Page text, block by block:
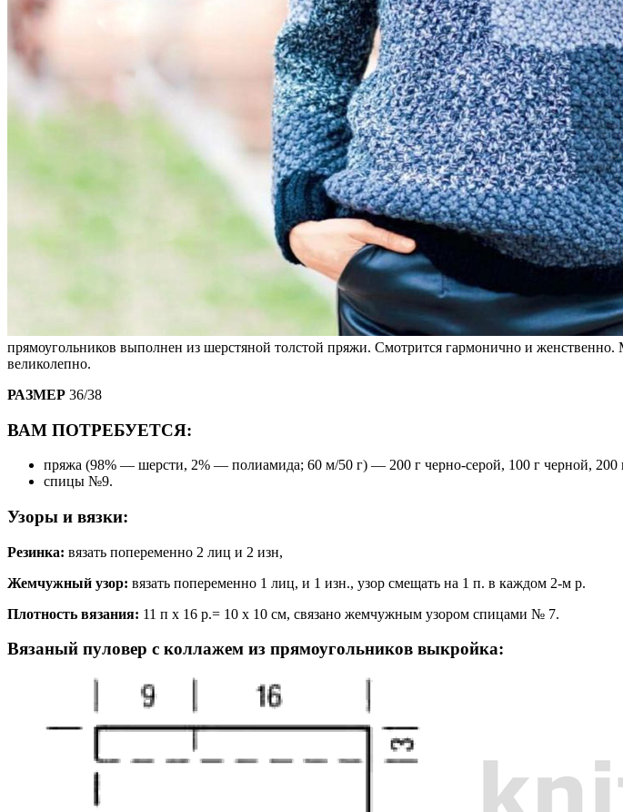
прямоугольников выполнен из шерстяной толстой пряжи. Смотрится гармонично и
великолепно.
РАЗМЕР 36/38
ВАМ ПОТРЕБУЕТСЯ:
пряжа (98% — шерсти, 2% — полиамида; 60 м/50 г) — 200 г черно-серой, 100 г черной, 200
спицы №9.
Узоры и вязки:
Резинка: вязать попеременно 2 лиц и 2 изн,
Жемчужный узор: вязать попеременно 1 лиц, и 1 изн., узор смещать на 1 п. в каждом 2-м р.
Плотность вязания: 11 п х 16 р.= 10 х 10 см, связано жемчужным узором спицами № 7.
Вязаный пуловер с коллажем из прямоугольников выкройка: